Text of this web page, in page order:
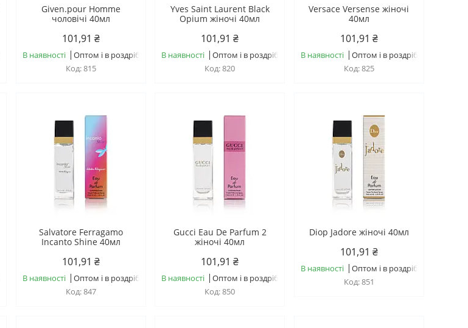
Given.pour Homme
чоловічі 40мл
101,91 ₴
В наявності
Оптом і в роздріб
815
Yves Saint Laurent Black
Opium жіночі 40мл
101,91 ₴
В наявності
Оптом і в роздріб
820
Versace Versense жіночі
40мл
101,91 ₴
В наявності
Оптом і в роздріб
825
Salvatore Ferragamo
Incanto Shine 40мл
101,91 ₴
В наявності
Оптом і в роздріб
847
Gucci Eau De Parfum 2
жіночі 40мл
101,91 ₴
В наявності
Оптом і в роздріб
850
Dіор Jadore жіночі 40мл
101,91 ₴
В наявності
Оптом і в роздріб
851